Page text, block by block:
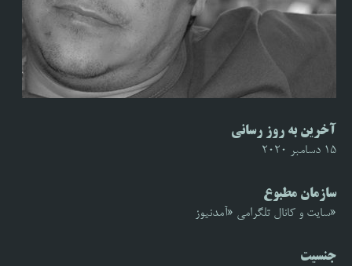
آخرین به روز رسانی
15 دسامبر 2020
سازمان مطبوع
«سایت و کانال تلگرامی «آمدنیوز
جنسیت